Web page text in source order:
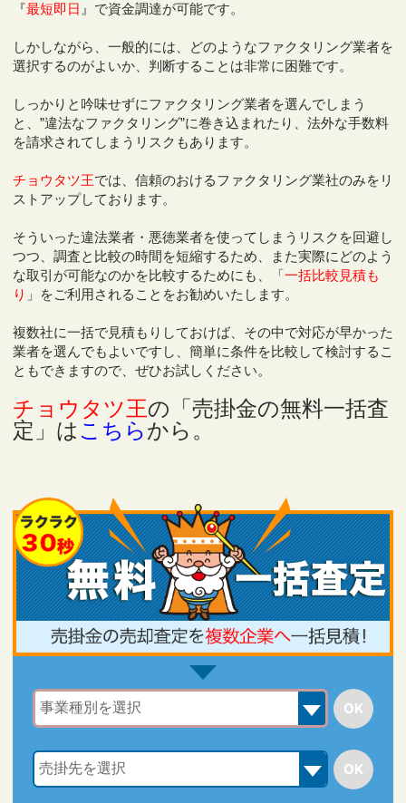
『最短即日 』で資金調達が可能です。
しかしながら、一般的には、どのようなファクタリング業者を
選択するのがよいか、判断することは非常に困難です。
しっかりと吟味せずにファクタリング業者を選んでしまう
と、”違法なファクタリング”に巻き込まれたり、法外な手数料
を請求されてしまうリスクもあります。
チョウタツ王では、信頼のおけるファクタリング業社のみをリ
ストアップしております。
そういった違法業者・悪徳業者を使ってしまうリスクを回避し
つつ、調査と比較の時間を短縮するため、また実際にどのよう
な取引が可能なのかを比較するためにも、「 一括比較見積も
り 」をご利用されることをお勧めいたします。
複数社に一括で見積もりしておけば、その中で対応が早かった
業者を選んでもよいですし、簡単に条件を比較して検討するこ
ともできますので、ぜひお試しください。
チョウタツ王の「売掛金の無料一括査
定」はこちらから。